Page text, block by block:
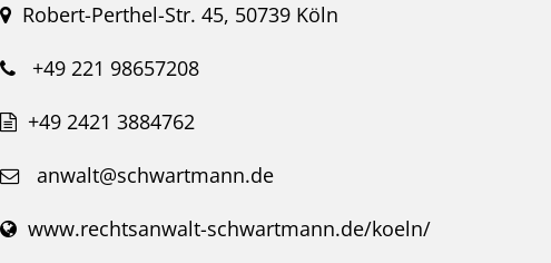
Robert-Perthel-Str. 45, 50739 Köln
+49 221 98657208
+49 2421 3884762
anwalt@schwartmann.de
www.rechtsanwalt-schwartmann.de/koeln/